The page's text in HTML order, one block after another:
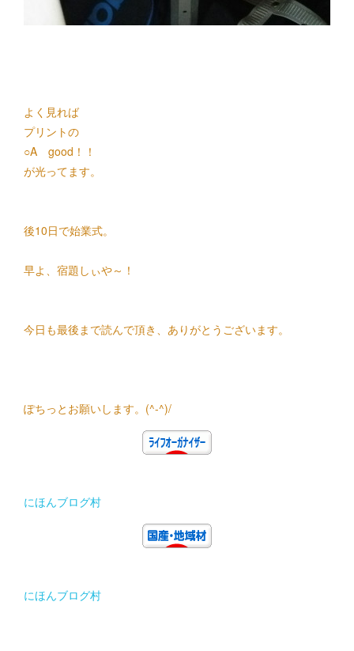
よく見れば
プリントの
○A good！！
が光ってます。
後10日で始業式。
早よ、宿題しぃや～！
今日も最後まで読んで頂き、ありがとうございます。
ぽちっとお願いします。(^-^)/
にほんブログ村
にほんブログ村